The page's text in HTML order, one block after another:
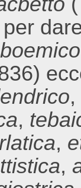
boemico
,
,
,